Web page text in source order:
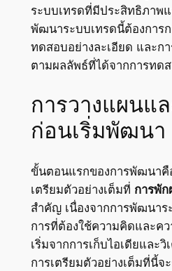
ระบบเทรดที่มีประสิทธิภาพ
พัฒนาระบบเทรดนี้ต้องการ
ทดสอบอย่างละเอียด และก
ตามผลลัพธ์ที่ได้จากการทด
การวางแผนแ
ก่อนเริ่มพัฒนา
ขั้นตอนแรกของการพัฒนาคื
เตรียมตัวอย่างเต็มที่ การพัก
สำคัญ เนื่องจากการพัฒนาร
การที่ต้องใช้ความคิดและค
เริ่มจากการเก็บไอเดียและ
การเตรียมตัวอย่างเต็มที่นี้